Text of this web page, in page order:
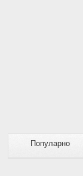
Популарно